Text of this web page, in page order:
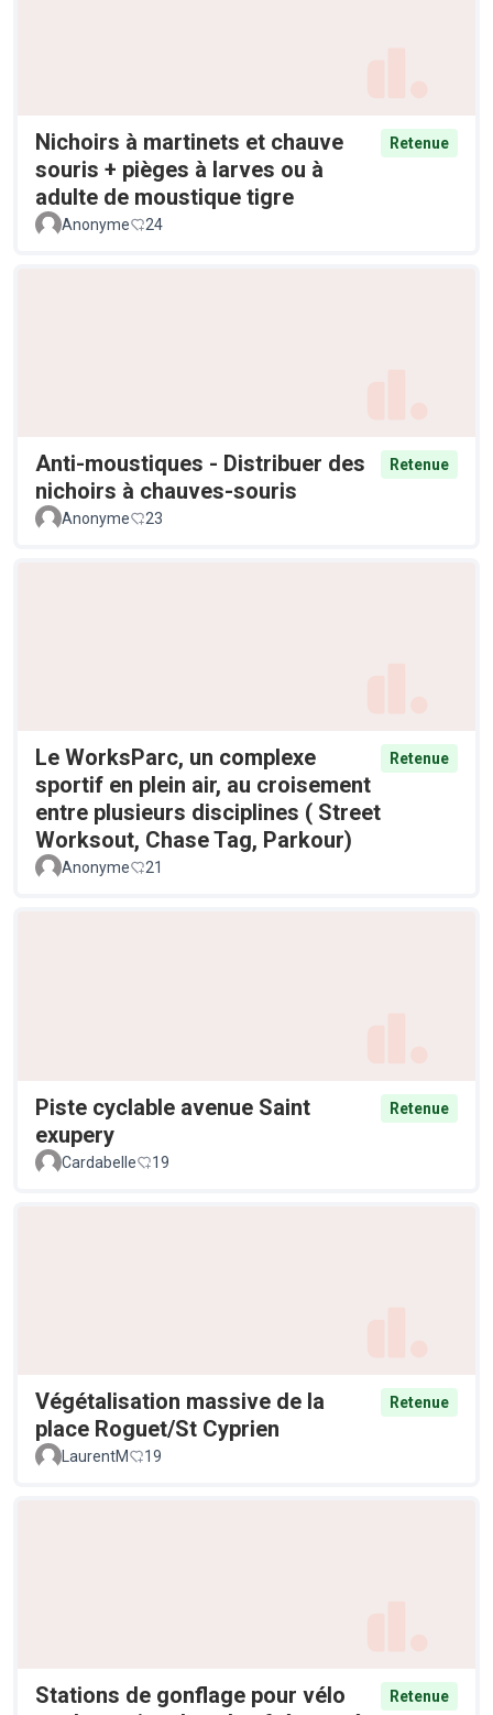
Nichoirs à martinets et chauve
souris + pièges à larves ou à
adulte de moustique tigre
Retenue
Anonyme 24
Anti-moustiques - Distribuer des
nichoirs à chauves-souris
Retenue
Anonyme 23
Le WorksParc, un complexe
sportif en plein air, au croisement
entre plusieurs disciplines ( Street
Worksout, Chase Tag, Parkour)
Retenue
Anonyme 21
Piste cyclable avenue Saint
exupery
Retenue
Cardabelle 19
Végétalisation massive de la
place Roguet/St Cyprien
Retenue
LaurentM 19
Stations de gonflage pour vélo
Retenue